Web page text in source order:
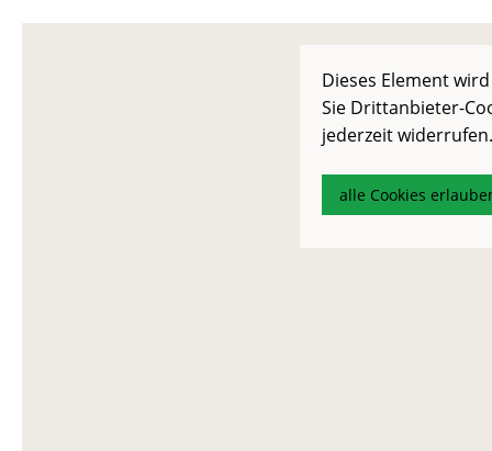
Dieses Element
Sie Drittanbieter-
jederzeit
alle Cookies